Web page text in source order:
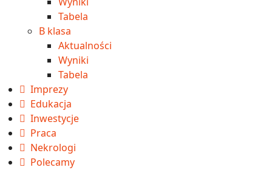
Tabela
B klasa
Aktualności
Wyniki
Tabela
Imprezy
Edukacja
Inwestycje
Praca
Nekrologi
Polecamy